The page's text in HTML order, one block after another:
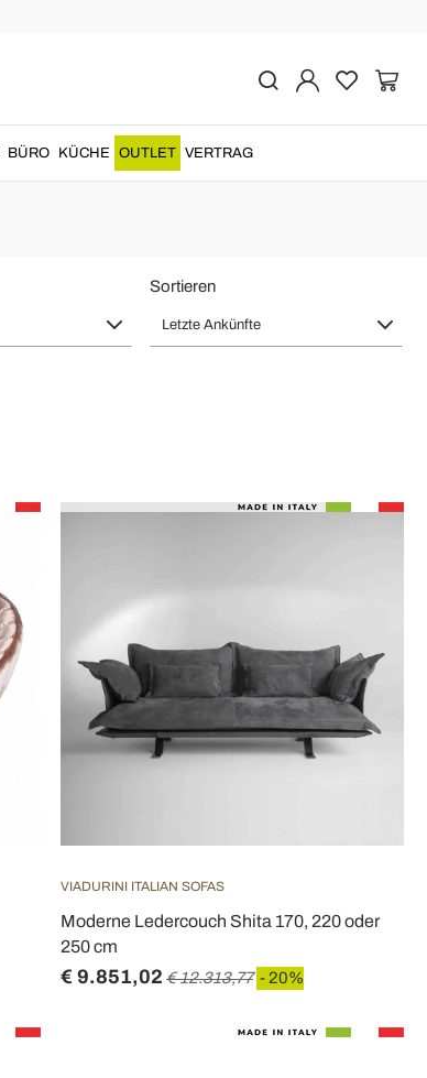
BÜRO KÜCHE OUTLET VERTRAG
Sortieren
Letzte Ankünfte
VIADURINI ITALIAN SOFAS
Moderne Ledercouch Shita 170, 220 oder
250 cm
€ 9.851,02 € 12.313,77 - 20%